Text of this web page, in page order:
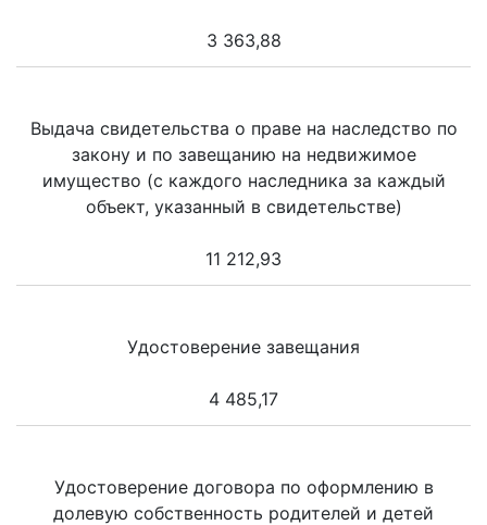
3 363,88
Выдача свидетельства о праве на наследство по
закону и по завещанию на недвижимое
имущество (с каждого наследника за каждый
объект, указанный в свидетельстве)
11 212,93
Удостоверение завещания
4 485,17
Удостоверение договора по оформлению в
долевую собственность родителей и детей